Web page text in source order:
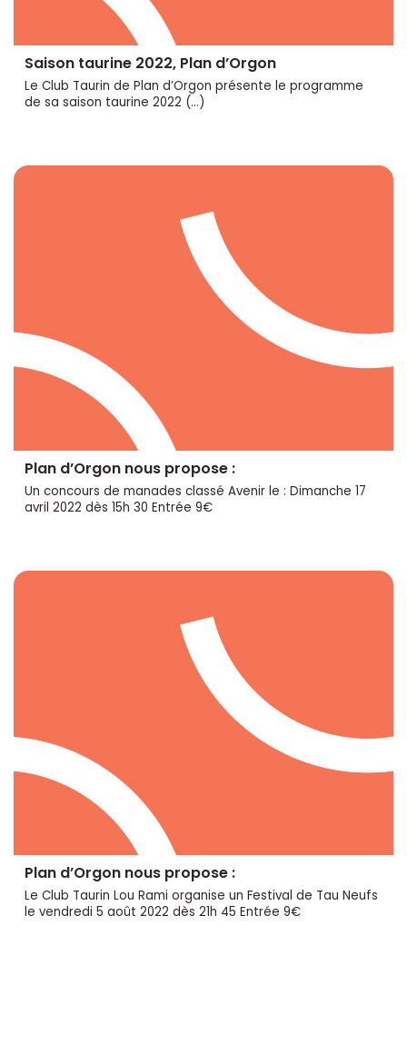
Saison taurine 2022, Plan d’Orgon
Le Club Taurin de Plan d’Orgon présente le programme
de sa saison taurine 2022 (...)
Plan d’Orgon nous propose :
Un concours de manades classé Avenir le : Dimanche 17
avril 2022 dès 15h 30 Entrée 9€
Plan d’Orgon nous propose :
Le Club Taurin Lou Rami organise un Festival de Tau Neufs
le vendredi 5 août 2022 dès 21h 45 Entrée 9€